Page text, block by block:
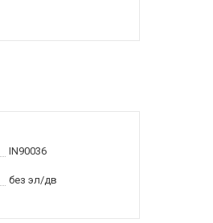
IN90036
без эл/дв